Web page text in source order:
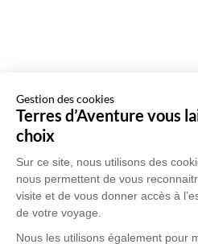
Gestion des cookies
Terres d’Aventure vous
choix
Sur ce site, nous utilisons des
nous permettent de vous
visite et de vous donner accès à
de votre voyage.
Nous les utilisons également pour